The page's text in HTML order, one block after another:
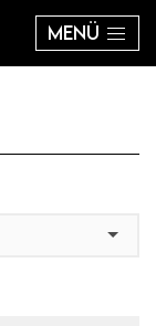
MENÜ